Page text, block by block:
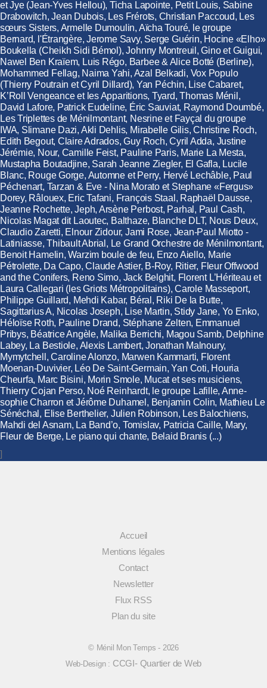
et Jye (Jean-Yves Hellou), Ticha Lapointe, Petit Louis, Sabine
Drabowitch, Jean Dubois, Les Frérots, Christian Paccoud, Les
sœurs Sisters, Armelle Dumoulin, Aïcha Touré, le groupe
Bernard, l'Étrangère, Jerome Savy, Serge Guérin, Hocine «Elho»
Boukella (Cheikh Sidi Bémol), Johnny Montreuil, Gino et Guigui,
Nawel Ben Kraïem, Luis Régo, Barbee & Alice Botté (Berline),
Mohammed Fellag, Naima Yahi, Azal Belkadi, Vox Populo
(Thierry Poutrain et Cyril Dillard), Yan Péchin, Lise Cabaret,
K’Roll Vengeance et les Apparitions, Tyard, Thomas Ménil,
David Lafore, Patrick Eudeline, Éric Sauviat, Raymond Doumbé,
Les Triplettes de Ménilmontant, Nesrine et Fayçal du groupe
IWA, Slimane Dazi, Akli Dehlis, Mirabelle Gilis, Christine Roch,
Edith Begout, Claire Adrados, Guy Roch, Cyril Adda, Justine
Jérémie, Nour, Camille Feist, Pauline Paris, Marie La Mesta,
Mustapha Boutadjine, Sarah Jeanne Ziegler, El Gafla, Lucile
Blanc, Rouge Gorge, Automne et Perry, Hervé Lechâble, Paul
Péchenart, Tarzan & Eve - Nina Morato et Stephane «Fergus»
Dorey, Râlouex, Eric Tafani, François Staal, Raphaël Dausse,
Jeanne Rochette, Jeph, Arsène Perbost, Parhal, Paul Cash,
Nicolas Magat dit Laoutec, Balthaze, Blanche DLT, Nous Deux,
Claudio Zaretti, Elnour Zidour, Jami Rose, Jean-Paul Miotto -
Latiniasse, Thibault Abrial, Le Grand Orchestre de Ménilmontant,
Benoit Hamelin, Warzim boule de feu, Enzo Aiello, Marie
Pétrolette, Da Capo, Claude Astier, B-Roy, Ritier, Fleur Offwood
and the Conifers, Reno Simo, Jack Belghit, Florent L’Hériteau et
Laura Callegari (les Griots Métropolitains), Carole Masseport,
Philippe Guillard, Mehdi Kabar, Béral, Riki De la Butte,
Sagittarius A, Nicolas Joseph, Lise Martin, Stidy Jane, Yo Enko,
Héloïse Roth, Pauline Drand, Stéphane Zelten, Emmanuel
Pribys, Béatrice Angèle, Malika Berrichi, Magou Samb, Delphine
Labey, La Bestiole, Alexis Lambert, Jonathan Malnoury,
Mymytchell, Caroline Alonzo, Marwen Kammarti, Florent
Moenan-Duvivier, Léo De Saint-Germain, Yan Coti, Houria
Cheurfa, Marc Bisini, Morin Smole, Mucat et ses musiciens,
Thierry Cojan Perso, Noé Reinhardt, le groupe Lafille, Anne-
sophie Charron et Jérôme Duhamel, Benjamin Colin, Mathieu Le
Sénéchal, Elise Berthelier, Julien Robinson, Les Balochiens,
Mahdi del Asnam, La Band’o, Tomislav, Patricia Caille, Mary,
Fleur de Berge, Le piano qui chante, Belaid Branis (...)
]
Accueil
Mentions légales
Contact
Newsletter
Flux RSS
Plan du site
© Ménil Mon Temps - 2026
Web-Design : CCGI- Quartier de Web